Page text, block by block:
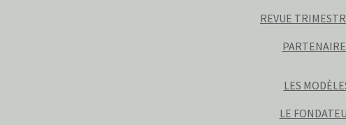
REVUE
LES
LE